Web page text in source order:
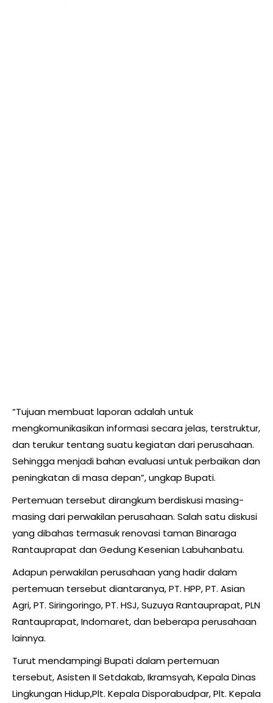
“Tujuan membuat laporan adalah untuk
mengkomunikasikan informasi secara jelas, terstruktur,
dan terukur tentang suatu kegiatan dari perusahaan.
Sehingga menjadi bahan evaluasi untuk perbaikan dan
peningkatan di masa depan”, ungkap Bupati.
Pertemuan tersebut dirangkum berdiskusi masing-
masing dari perwakilan perusahaan. Salah satu diskusi
yang dibahas termasuk renovasi taman Binaraga
Rantauprapat dan Gedung Kesenian Labuhanbatu.
Adapun perwakilan perusahaan yang hadir dalam
pertemuan tersebut diantaranya, PT. HPP, PT. Asian
Agri, PT. Siringoringo, PT. HSJ, Suzuya Rantauprapat, PLN
Rantauprapat, Indomaret, dan beberapa perusahaan
lainnya.
Turut mendampingi Bupati dalam pertemuan
tersebut, Asisten II Setdakab, Ikramsyah, Kepala Dinas
Lingkungan Hidup,Plt. Kepala Disporabudpar, Plt. Kepala